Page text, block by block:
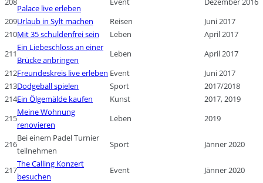
Palace live erleben
209Urlaub in Sylt machen Reisen
Juni 2017
210Mit 35 schuldenfrei sein Leben
April 2017
211
Ein Liebeschloss an einer
Brücke anbringen
Leben
April 2017
212Freundeskreis live erleben Event
Juni 2017
213Dodgeball spielen Sport
2017/2018
214Ein Ölgemälde kaufen Kunst
2017, 2019
215
Meine Wohnung
renovieren
Leben 2019
216
Bei einem Padel Turnier
teilnehmen
Sport Jänner 2020
217
The Calling Konzert
besuchen
Event
Jänner 2020